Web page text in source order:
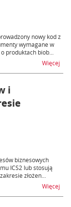
nowy kod z
wymagane w
produktach biob...
Więcej
i
biznesowych
ICS2 lub stosują
złożen...
Więcej